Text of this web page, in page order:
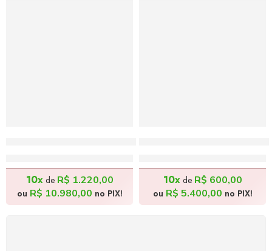
10xde R$ 1.220,00
ou R$ 10.980,00 no PIX!
10xde R$ 600,00
ou R$ 5.400,00 no PIX!